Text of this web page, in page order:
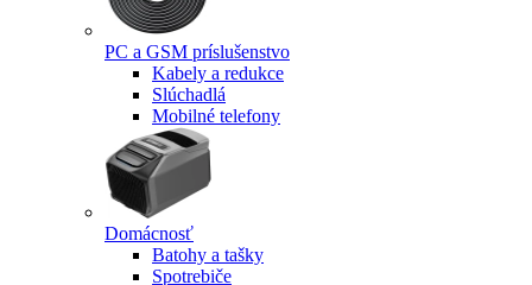
PC a GSM príslušenstvo
Kabely a redukce
Slúchadlá
Mobilné telefony
Domácnosť
Batohy a tašky
Spotrebiče